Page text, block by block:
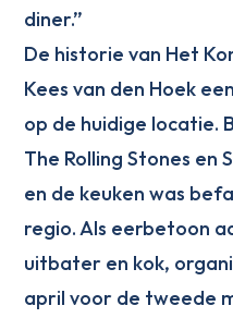
diner.”
De historie van Het
Kees van den Hoek
op de huidige locatie.
The Rolling Stones en
en de keuken was
regio. Als eerbetoon
uitbater en kok,
april voor de tweede